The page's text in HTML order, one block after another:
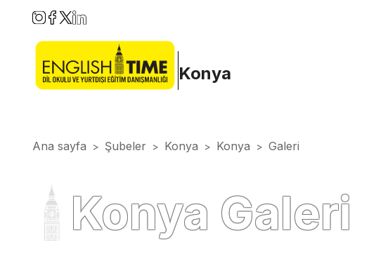
Konya
Ana sayfa > Şubeler > Konya > Konya > Galeri
Konya Galeri